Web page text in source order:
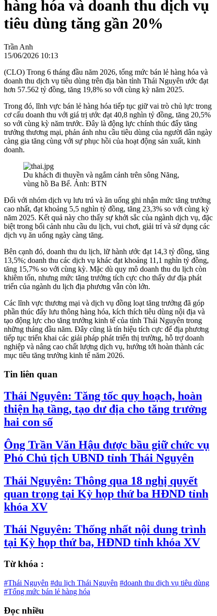
hàng hóa và doanh thu dịch vụ
tiêu dùng tăng gần 20%
Trần Anh
15/06/2026 10:13
(CLO) Trong 6 tháng đầu năm 2026, tổng mức bán lẻ hàng hóa và
doanh thu dịch vụ tiêu dùng trên địa bàn tỉnh Thái Nguyên ước đạt
hơn 57.562 tỷ đồng, tăng 19,8% so với cùng kỳ năm 2025.
Trong đó, lĩnh vực bán lẻ hàng hóa tiếp tục giữ vai trò chủ lực trong
cơ cấu doanh thu với giá trị ước đạt 40,8 nghìn tỷ đồng, tăng 20,5%
so với cùng kỳ năm trước. Đây là động lực chính thúc đẩy tăng
trưởng thương mại, phản ánh nhu cầu tiêu dùng của người dân ngày
càng gia tăng cùng với sự phục hồi của hoạt động sản xuất, kinh
doanh.
Du khách đi thuyền và ngắm cảnh trên sông Năng,
vùng hồ Ba Bể. Ảnh: BTN
Đối với nhóm dịch vụ lưu trú và ăn uống ghi nhận mức tăng trưởng
cao nhất, đạt khoảng 5,5 nghìn tỷ đồng, tăng 23,3% so với cùng kỳ
năm 2025. Kết quả này cho thấy sự khởi sắc của ngành dịch vụ, đặc
biệt trong bối cảnh nhu cầu du lịch, vui chơi, giải trí và sử dụng các
dịch vụ ăn uống ngày càng tăng.
Bên cạnh đó, doanh thu du lịch, lữ hành ước đạt 14,3 tỷ đồng, tăng
13,5%; doanh thu các dịch vụ khác đạt khoảng 11,1 nghìn tỷ đồng,
tăng 15,7% so với cùng kỳ. Mặc dù quy mô doanh thu du lịch còn
khiêm tốn, nhưng mức tăng trưởng tích cực cho thấy dư địa phát
triển của ngành du lịch địa phương vẫn còn lớn.
Các lĩnh vực thương mại và dịch vụ đồng loạt tăng trưởng đã góp
phần thúc đẩy lưu thông hàng hóa, kích thích tiêu dùng nội địa và
tạo động lực cho tăng trưởng kinh tế của tỉnh Thái Nguyên trong
những tháng đầu năm. Đây cũng là tín hiệu tích cực để địa phương
tiếp tục triển khai các giải pháp phát triển thị trường, hỗ trợ doanh
nghiệp và nâng cao chất lượng dịch vụ, hướng tới hoàn thành các
mục tiêu tăng trưởng kinh tế năm 2026.
Tin liên quan
Thái Nguyên: Tăng tốc quy hoạch, hoàn
thiện hạ tầng, tạo dư địa cho tăng trưởng
hai con số
Ông Trần Văn Hậu được bầu giữ chức vụ
Phó Chủ tịch UBND tỉnh Thái Nguyên
Thái Nguyên: Thông qua 18 nghị quyết
quan trọng tại Kỳ họp thứ ba HĐND tỉnh
khóa XV
Thái Nguyên: Thống nhất nội dung trình
tại Kỳ họp thứ ba, HĐND tỉnh khóa XV
Từ khóa :
#Thái Nguyên #du lịch Thái Nguyên #doanh thu dịch vụ tiêu dùng
#Tổng mức bán lẻ hàng hóa
Đọc nhiều